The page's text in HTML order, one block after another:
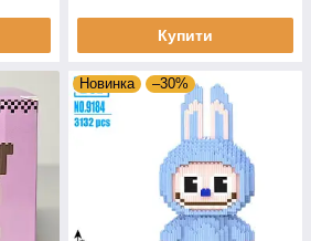
Купити
Новинка –30%